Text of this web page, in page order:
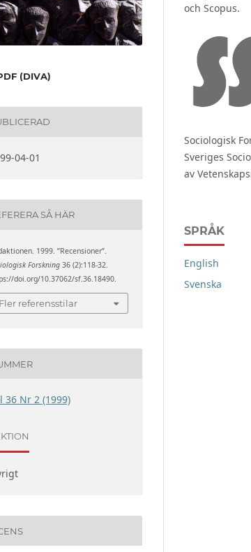
(DIVA)
04-01
SÅ HÄR
1999. ”Recensioner”.
Forskning 36 (2):118-32.
doi.org/10.37062/sf.36.18490.
Fler referensstilar
36 Nr 2 (1999)
och Scopus.
Sociologisk
Sveriges
av
SPRÅK
English
Svenska